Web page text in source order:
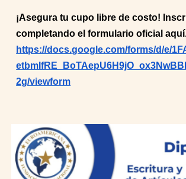
¡Asegura tu cupo libre de costo!
completando el formulario oficial
https://docs.google.com/forms/d/e/
2g/viewform